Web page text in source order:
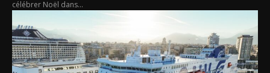
célébrer Noël dans...